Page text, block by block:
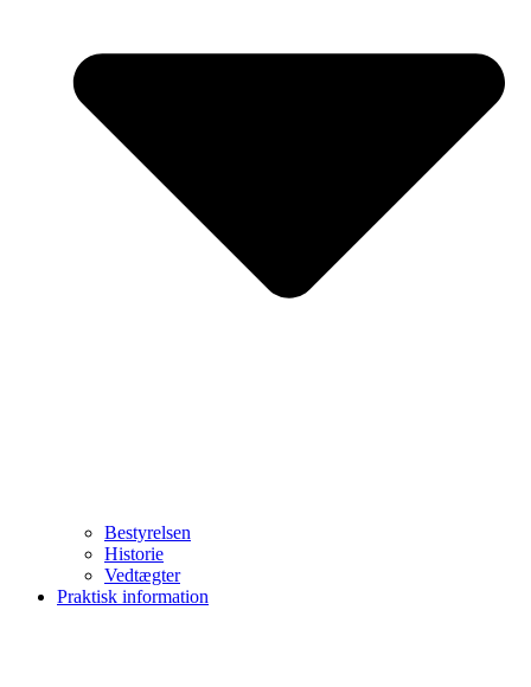
Bestyrelsen
Historie
Vedtægter
Praktisk information